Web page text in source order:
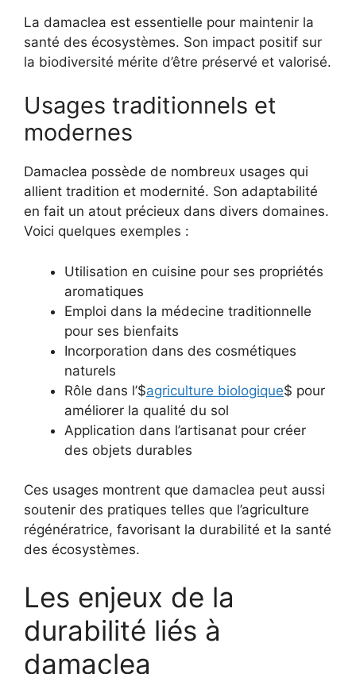
La damaclea est essentielle pour maintenir la
santé des écosystèmes. Son impact positif sur
la biodiversité mérite d’être préservé et valorisé.
Usages traditionnels et
modernes
Damaclea possède de nombreux usages qui
allient tradition et modernité. Son adaptabilité
en fait un atout précieux dans divers domaines.
Voici quelques exemples :
Utilisation en cuisine pour ses propriétés
aromatiques
Emploi dans la médecine traditionnelle
pour ses bienfaits
Incorporation dans des cosmétiques
naturels
Rôle dans l’$agriculture biologique$ pour
améliorer la qualité du sol
Application dans l’artisanat pour créer
des objets durables
Ces usages montrent que damaclea peut aussi
soutenir des pratiques telles que l’agriculture
régénératrice, favorisant la durabilité et la santé
des écosystèmes.
Les enjeux de la
durabilité liés à
damaclea